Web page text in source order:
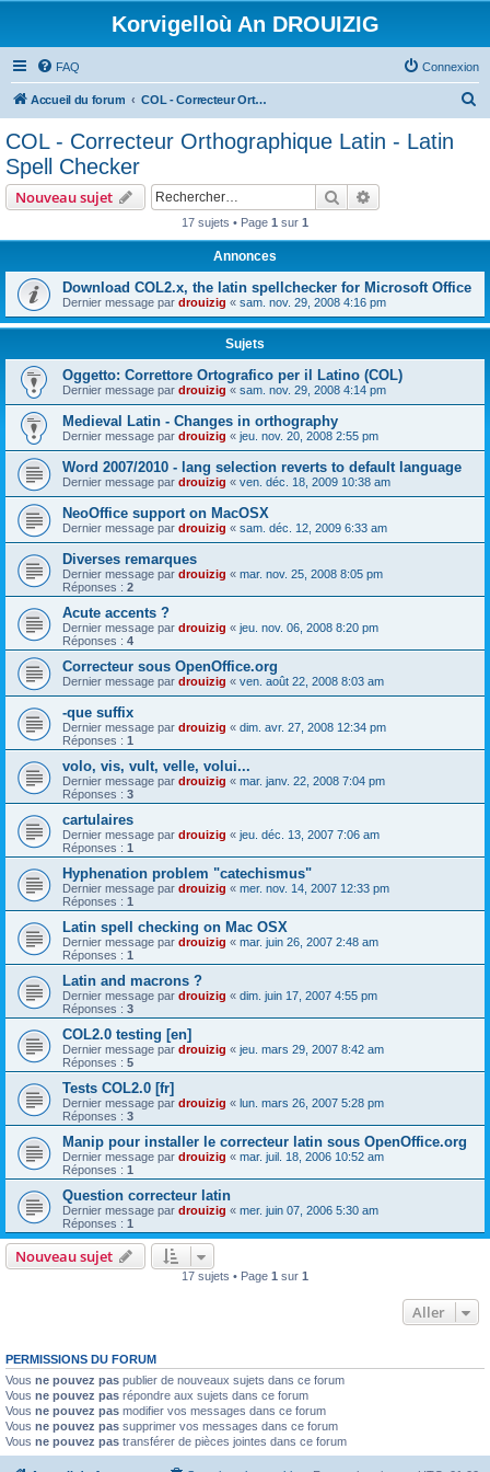
Korvigelloù An DROUIZIG
FAQ Connexion
Accueil du forum COL - Correcteur Orthographique Latin - Latin Spell Checker
COL - Correcteur Orthographique Latin - Latin
Spell Checker
Nouveau sujet Rechercher
17 sujets • Page 1 sur 1
Annonces
Download COL2.x, the latin spellchecker for Microsoft Office
Dernier message par drouizig « sam. nov. 29, 2008 4:16 pm
Sujets
Oggetto: Correttore Ortografico per il Latino (COL)
Dernier message par drouizig « sam. nov. 29, 2008 4:14 pm
Medieval Latin - Changes in orthography
Dernier message par drouizig « jeu. nov. 20, 2008 2:55 pm
Word 2007/2010 - lang selection reverts to default language
Dernier message par drouizig « ven. déc. 18, 2009 10:38 am
NeoOffice support on MacOSX
Dernier message par drouizig « sam. déc. 12, 2009 6:33 am
Diverses remarques
Dernier message par drouizig « mar. nov. 25, 2008 8:05 pm
Réponses : 2
Acute accents ?
Dernier message par drouizig « jeu. nov. 06, 2008 8:20 pm
Réponses : 4
Correcteur sous OpenOffice.org
Dernier message par drouizig « ven. août 22, 2008 8:03 am
-que suffix
Dernier message par drouizig « dim. avr. 27, 2008 12:34 pm
Réponses : 1
volo, vis, vult, velle, volui...
Dernier message par drouizig « mar. janv. 22, 2008 7:04 pm
Réponses : 3
cartulaires
Dernier message par drouizig « jeu. déc. 13, 2007 7:06 am
Réponses : 1
Hyphenation problem "catechismus"
Dernier message par drouizig « mer. nov. 14, 2007 12:33 pm
Réponses : 1
Latin spell checking on Mac OSX
Dernier message par drouizig « mar. juin 26, 2007 2:48 am
Réponses : 1
Latin and macrons ?
Dernier message par drouizig « dim. juin 17, 2007 4:55 pm
Réponses : 3
COL2.0 testing [en]
Dernier message par drouizig « jeu. mars 29, 2007 8:42 am
Réponses : 5
Tests COL2.0 [fr]
Dernier message par drouizig « lun. mars 26, 2007 5:28 pm
Réponses : 3
Manip pour installer le correcteur latin sous OpenOffice.org
Dernier message par drouizig « mar. juil. 18, 2006 10:52 am
Réponses : 1
Question correcteur latin
Dernier message par drouizig « mer. juin 07, 2006 5:30 am
Réponses : 1
Nouveau sujet
17 sujets • Page 1 sur 1
Aller
PERMISSIONS DU FORUM
Vous ne pouvez pas publier de nouveaux sujets dans ce forum
Vous ne pouvez pas répondre aux sujets dans ce forum
Vous ne pouvez pas modifier vos messages dans ce forum
Vous ne pouvez pas supprimer vos messages dans ce forum
Vous ne pouvez pas transférer de pièces jointes dans ce forum